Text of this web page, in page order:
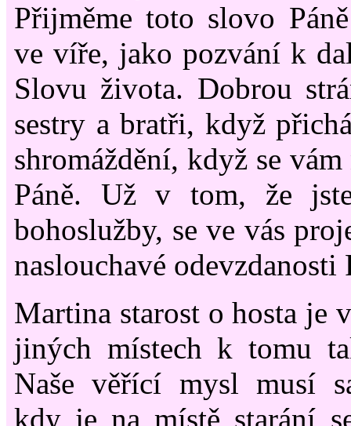
Přijměme toto slovo
ve víře, jako pozvání k
Slovu života. Dobrou
sestry a bratři, když
shromáždění, když se
Páně. Už v tom, že
bohoslužby, se ve vás
naslouchavé odevzdanosti
Martina starost o hosta je
jiných místech k tomu
Naše věřící mysl musí
kdy je na místě starání